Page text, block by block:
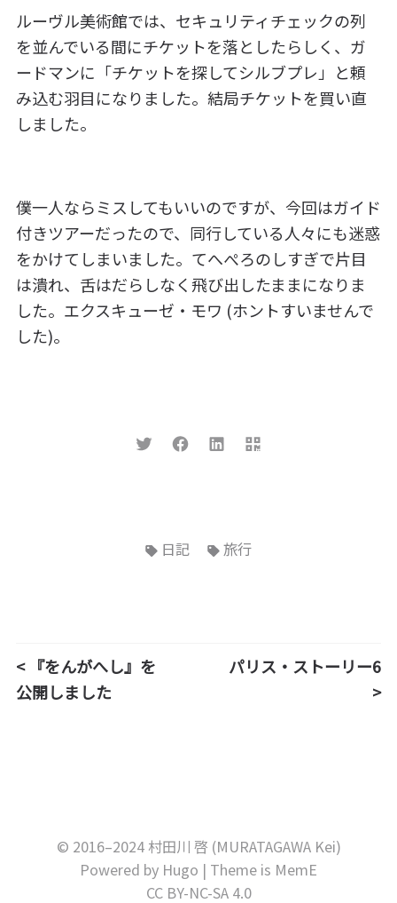
ルーヴル美術館では、セキュリティチェックの列
を並んでいる間にチケットを落としたらしく、ガ
ードマンに「チケットを探してシルブプレ」と頼
み込む羽目になりました。結局チケットを買い直
しました。
僕一人ならミスしてもいいのですが、今回はガイド
付きツアーだったので、同行している人々にも迷惑
をかけてしまいました。てへぺろのしすぎで片目
は潰れ、舌はだらしなく飛び出したままになりま
した。エクスキューゼ・モワ (ホントすいませんで
した)。
日記 旅行
< 『をんがへし』を
公開しました
パリス・ストーリー6
>
© 2016–2024 村田川 啓 (MURATAGAWA Kei)
Powered by Hugo | Theme is MemE
CC BY-NC-SA 4.0